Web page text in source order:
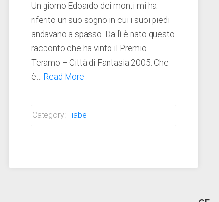
Un giorno Edoardo dei monti mi ha
riferito un suo sogno in cui i suoi piedi
andavano a spasso. Da lì è nato questo
racconto che ha vinto il Premio
Teramo – Città di Fantasia 2005. Che
è… Read More
Category: Fiabe